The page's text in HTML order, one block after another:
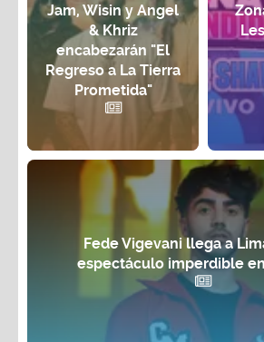
Jam, Wisin y Angel
& Khriz
encabezarán "El
Regreso a La Tierra
Prometida"
Fede Vigevani llega a
espectáculo imperdible